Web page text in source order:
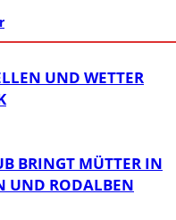
UND WETTER
BRINGT MÜTTER IN
UND RODALBEN